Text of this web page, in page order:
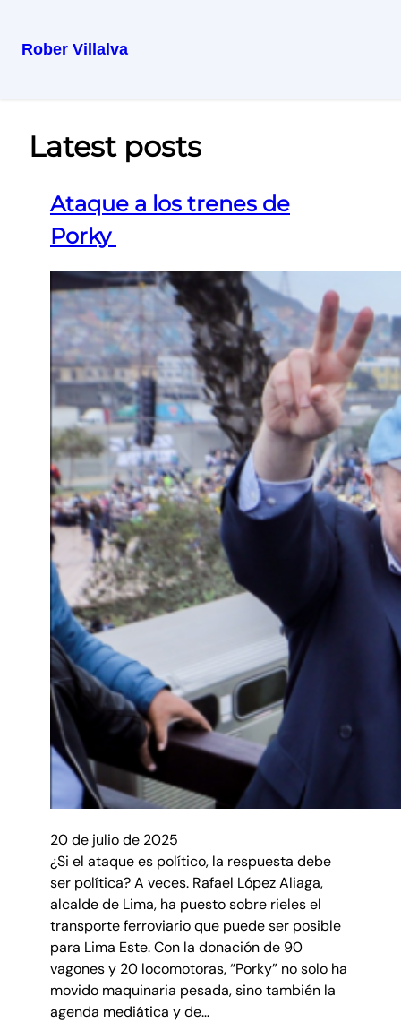
Rober Villalva
Latest posts
Ataque a los trenes de
Porky
20 de julio de 2025
¿Si el ataque es político, la respuesta debe
ser política? A veces. Rafael López Aliaga,
alcalde de Lima, ha puesto sobre rieles el
transporte ferroviario que puede ser posible
para Lima Este. Con la donación de 90
vagones y 20 locomotoras, “Porky” no solo ha
movido maquinaria pesada, sino también la
agenda mediática y de…